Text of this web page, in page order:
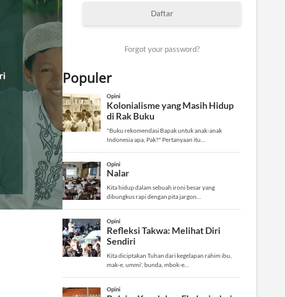
Daftar
Forgot your password?
Populer